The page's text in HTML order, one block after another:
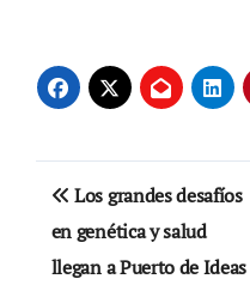
Navegación
de
Los grandes desafíos
en genética y salud
llegan a Puerto de Ideas